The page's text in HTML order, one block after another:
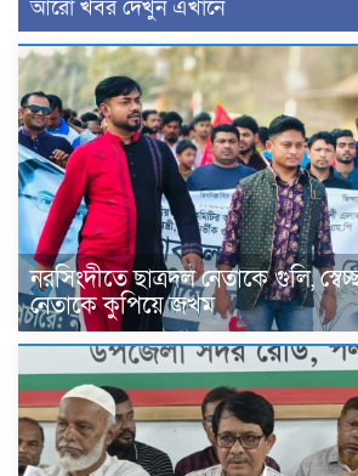
আরো খবর দেখুন এখানে
নরসিংদীতে ছাত্রদল নেতাকে গুলি,
নেতাকে কুপিয়ে জখম